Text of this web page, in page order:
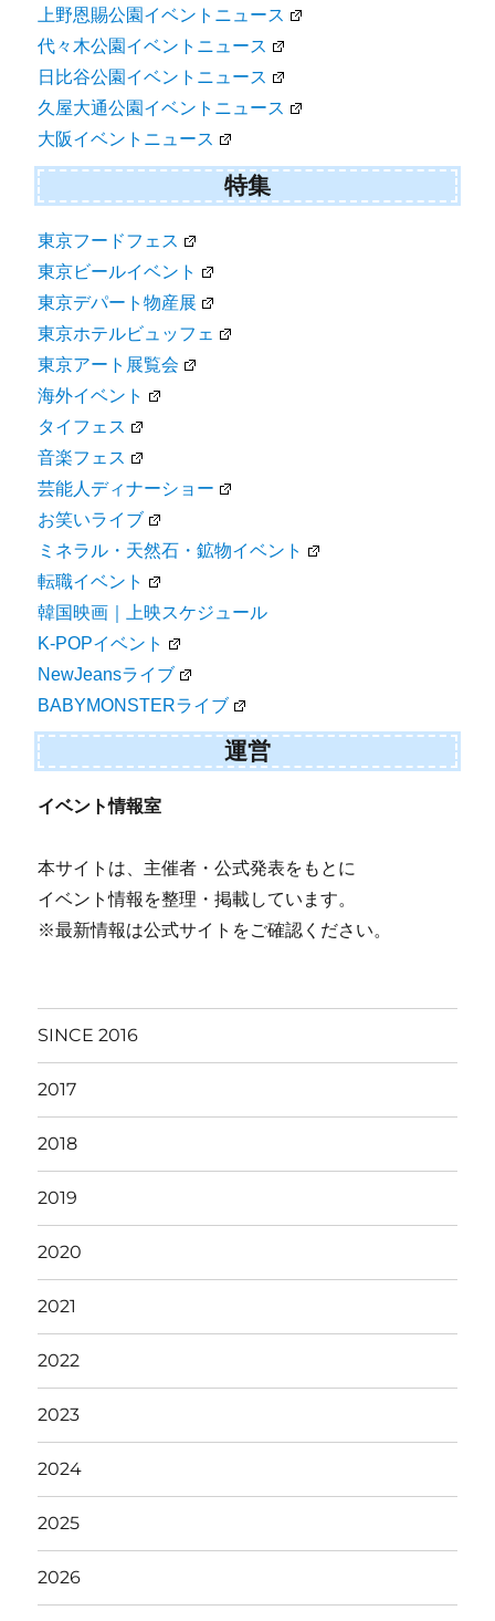
上野恩賜公園イベントニュース
代々木公園イベントニュース
日比谷公園イベントニュース
久屋大通公園イベントニュース
大阪イベントニュース
特集
東京フードフェス
東京ビールイベント
東京デパート物産展
東京ホテルビュッフェ
東京アート展覧会
海外イベント
タイフェス
音楽フェス
芸能人ディナーショー
お笑いライブ
ミネラル・天然石・鉱物イベント
転職イベント
韓国映画｜上映スケジュール
K-POPイベント
NewJeansライブ
BABYMONSTERライブ
運営
イベント情報室
本サイトは、主催者・公式発表をもとに
イベント情報を整理・掲載しています。
※最新情報は公式サイトをご確認ください。
SINCE 2016
2017
2018
2019
2020
2021
2022
2023
2024
2025
2026